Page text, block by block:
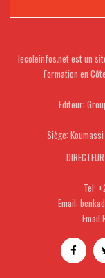
lecoleinfos.net est un
Formation en
Editeur:
Siège:
Tel:
Email:
Email